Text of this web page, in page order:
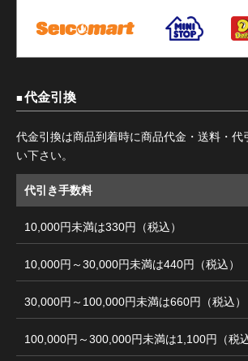
代金引換
代金引換は商品到着時に商品代金・送料・代
い下さい。
代引き手数料
10,000円未満は330円（税込）
10,000円～30,000円未満は440円（税込）
30,000円～100,000円未満は660円（税込）
100,000円～300,000円未満は1,100円（税込